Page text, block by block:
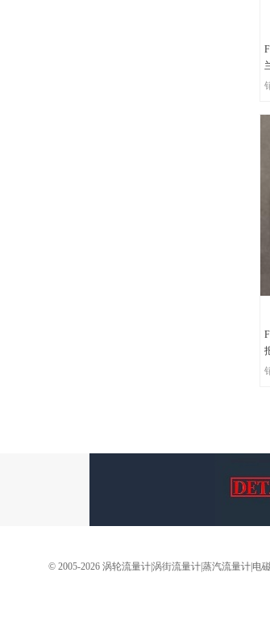
© 2005-2026 涡轮流量计|涡街流量计|蒸汽流量计|